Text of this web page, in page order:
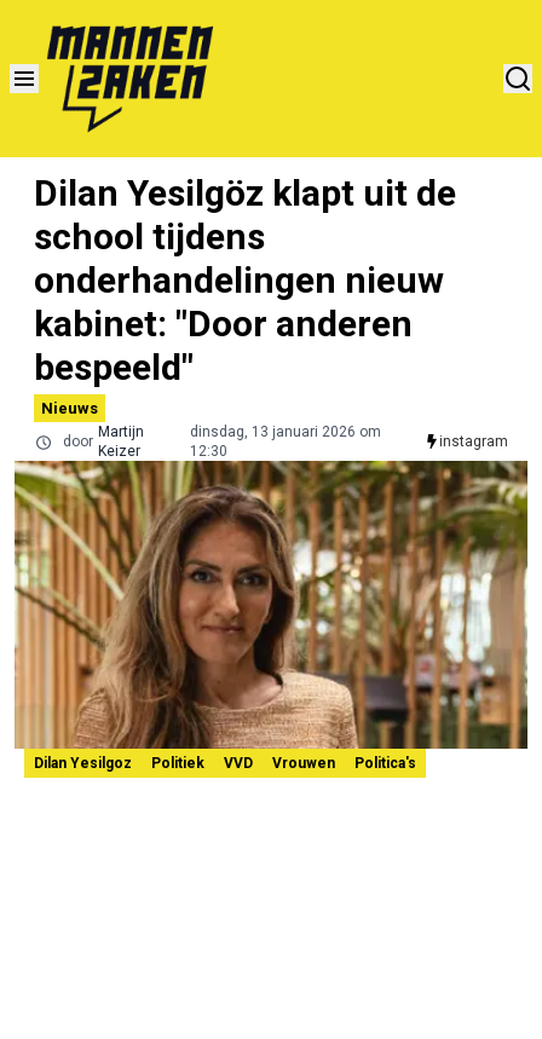
Dilan Yesilgöz klapt uit de
school tijdens
onderhandelingen nieuw
kabinet: "Door anderen
bespeeld"
Nieuws
door
Martijn
Keizer
dinsdag, 13 januari 2026 om
12:30
instagram
Dilan Yesilgoz Politiek VVD Vrouwen Politica's